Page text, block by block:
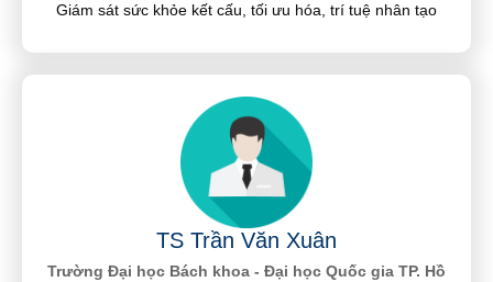
Giám sát sức khỏe kết cấu, tối ưu hóa, trí tuệ nhân tạo
TS Trần Văn Xuân
Trường Đại học Bách khoa - Đại học Quốc gia TP. Hồ